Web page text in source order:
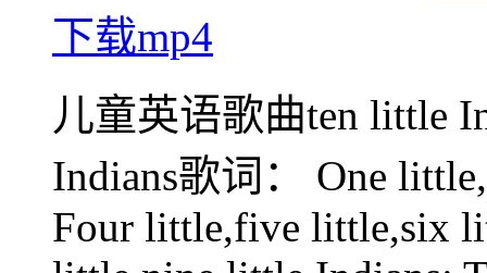
下载mp4
儿童英语歌曲ten little
Indians歌词： One
Four little,five little,six